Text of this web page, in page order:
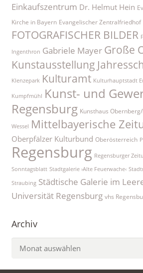
Einkaufszentrum Dr. Helmut Hein
Kirche in Bayern Evangelischer Zentralfriedhof
FOTOGRAFISCHER BILDER
Ingenthron Gabriele Mayer Große
Kunstausstellung
Klenzepark Kulturamt Kulturhauptstadt
Kumpfmühl Kunst- und
Regensburg Kunsthaus
Wessel Mittelbayerische
Oberpfälzer Kulturbund Oberösterreich
Regensburg Regensburger
Sonntagsblatt Stadtgalerie ›Alte Feuerwache‹
Straubing Städtische Galerie im
Universität Regensburg vhs
Archiv